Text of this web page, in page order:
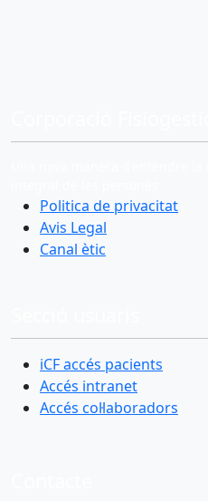
Politica de privacitat
Avis Legal
Canal ètic
iCF accés pacients
Accés intranet
Accés col·laboradors